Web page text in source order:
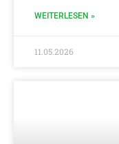
WEITERLESEN »
11.05.2026